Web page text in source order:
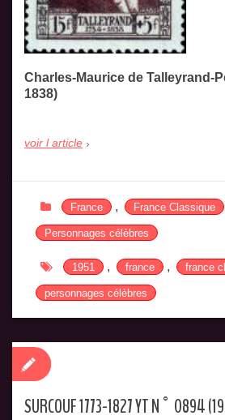
Charles-Maurice de Talleyrand-
1838)
voir l article
France , France Classique
Personnages célèbres
1951 , france , france
personnages célèbres
SURCOUF 1773-1827 YT N° 0894